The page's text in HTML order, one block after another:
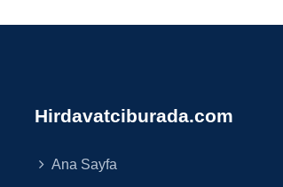
Hirdavatciburada.com
Ana Sayfa